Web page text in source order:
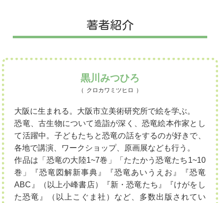
著者紹介
黒川みつひろ
クロカワミツヒロ
大阪に生まれる。大阪市立美術研究所で絵を学ぶ。
恐竜、古生物について造詣が深く、恐竜絵本作家とし
て活躍中。子どもたちと恐竜の話をするのが好きで、
各地で講演、ワークショップ、原画展なども行う。
作品は「恐竜の大陸1~7巻」「たたかう恐竜たち1~10
巻」『恐竜図解新事典』『恐竜あいうえお』『恐竜
ABC』（以上小峰書店）『新・恐竜たち』『けがをし
た恐竜』（以上こぐま社）など、多数出版されてい